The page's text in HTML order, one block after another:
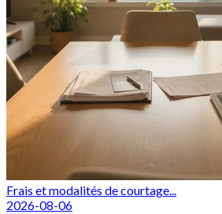
Frais et modalités de courtage...
2026-08-06